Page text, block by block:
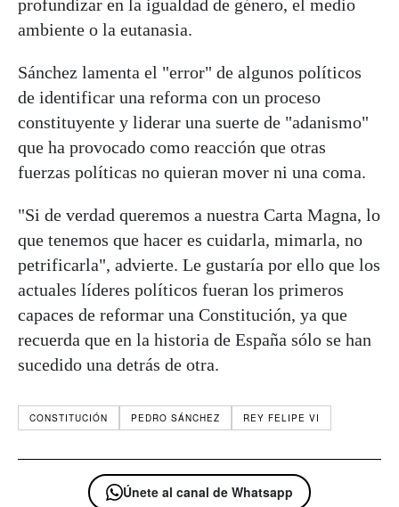
profundizar en la igualdad de género, el medio
ambiente o la eutanasia.
Sánchez lamenta el "error" de algunos políticos
de identificar una reforma con un proceso
constituyente y liderar una suerte de "adanismo"
que ha provocado como reacción que otras
fuerzas políticas no quieran mover ni una coma.
"Si de verdad queremos a nuestra Carta Magna, lo
que tenemos que hacer es cuidarla, mimarla, no
petrificarla", advierte. Le gustaría por ello que los
actuales líderes políticos fueran los primeros
capaces de reformar una Constitución, ya que
recuerda que en la historia de España sólo se han
sucedido una detrás de otra.
CONSTITUCIÓN PEDRO SÁNCHEZ REY FELIPE VI
Únete al canal de Whatsapp